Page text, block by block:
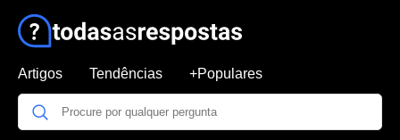
Artigos Tendências +Populares